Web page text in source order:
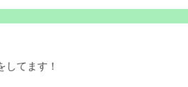
してます！